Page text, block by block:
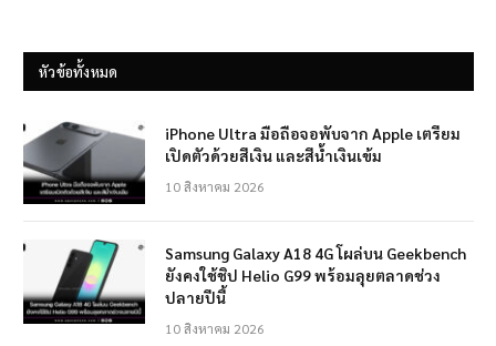
หัวข้อทั้งหมด
iPhone Ultra มือถือจอพับจาก Apple เตรียม
เปิดตัวด้วยสีเงิน และสีน้ำเงินเข้ม
10 สิงหาคม 2026
Samsung Galaxy A18 4G โผล่บน Geekbench
ยังคงใช้ชิป Helio G99 พร้อมลุยตลาดช่วง
ปลายปีนี้
10 สิงหาคม 2026